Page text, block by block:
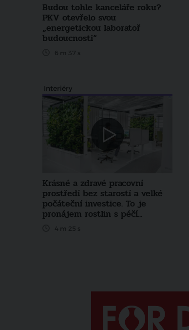
Budou tohle kanceláře roku?
PKV otevřelo svou
„energetickou laboratoř
budoucnosti“
6 m 37 s
Interiéry
Krásné a zdravé pracovní
prostředí bez starostí a velké
počáteční investice. To je
pronájem rostlin s péčí...
4 m 25 s